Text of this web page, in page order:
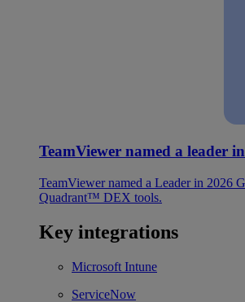
TeamViewer named a leader
TeamViewer named a Leader in 2026
Quadrant™ DEX tools.
Key integrations
Microsoft Intune
ServiceNow